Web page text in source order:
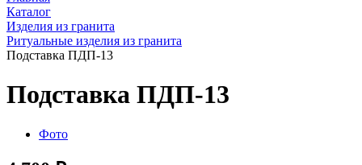
Каталог
Изделия из гранита
Ритуальные изделия из гранита
Подставка ПДП-13
Подставка ПДП-13
Фото